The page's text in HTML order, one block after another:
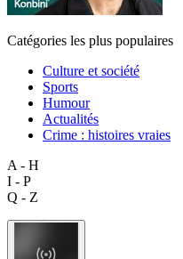
Catégories les plus populaires
Culture et société
Sports
Humour
Actualités
Crime : histoires vraies
A - H
I - P
Q - Z